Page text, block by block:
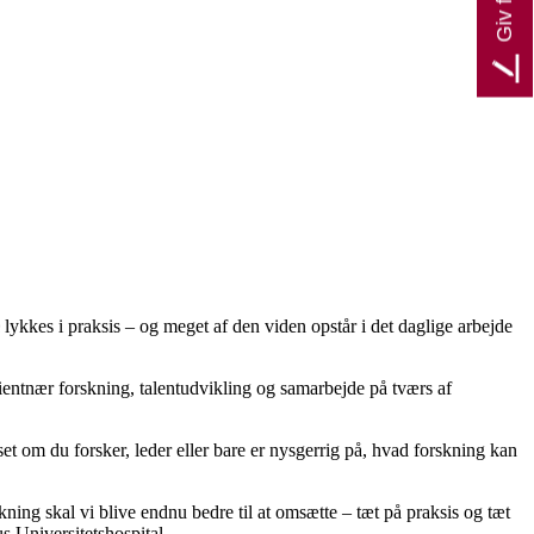
i praksis – og meget af den viden opstår i det daglige arbejde
forskning, talentudvikling og samarbejde på tværs af
om du forsker, leder eller bare er nysgerrig på, hvad forskning kan
skal vi blive endnu bedre til at omsætte – tæt på praksis og tæt